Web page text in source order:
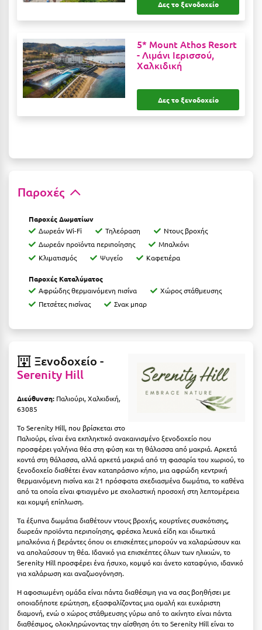
Ναύπλιο
Νέα Στύρα Εύβοιας
Νέοι Πόροι Πιερίας
Ο
Ορεινή Ναυπακτία
Πάλαιρος
Παξοί
Παραλία Κατερίνης
Πάργα
Πάρος
Πάτμος
Πάτρα
Παύλιανη
Πειραιάς
Πελοπόννησος
Πήλιο
Πιερία
Πλαταμώνας
Πλύτρα Λακωνίας
Δες το ξενοδοχείο
5* Mount Athos Resort
-Λιμάνι Ιερισσού,
Χαλκιδική
Δες το ξενοδοχείο
Παροχές
Παροχές Δωματίων
Δωρεάν Wi-Fi
Τηλεόραση
Ντους βροχής
Δωρεάν προϊόντα περιποίησης
Μπαλκόνι
Κλιματισμός
Ψυγείο Καφετιέρα
Παροχές Καταλύματος
Αφρώδης θερμαινόμενη πισίνα
Χώρος στάθμευσης
Πετσέτες πισίνας
Σνακ μπαρ
Ξενοδοχείο -
Serenity Hill
Διεύθυνση: Παλιούρι, Χαλκιδική,
63085
Το Serenity Hill, που βρίσκεται στο
Παλιούρι, είναι ένα εκπληκτικό ανακαινισμένο ξενοδοχείο που
προσφέρει γαλήνια θέα στη φύση και τη θάλασσα από μακριά. Αρκετά
κοντά στη θάλασσα, αλλά αρκετά μακριά από τη φασαρία του χωριού, το
ξενοδοχείο διαθέτει έναν καταπράσινο κήπο, μια αφρώδη κεντρική
θερμαινόμενη πισίνα και 21 πρόσφατα σχεδιασμένα δωμάτια, το καθένα
από τα οποία είναι φτιαγμένο με σχολαστική προσοχή στη λεπτομέρεια
και κομψή επίπλωση.
Τα έξυπνα δωμάτια διαθέτουν ντους βροχής, κουρτίνες συσκότισης,
δωρεάν προϊόντα περιποίησης, φρέσκα λευκά είδη και ιδιωτικά
μπαλκόνια ή βεράντες όπου οι επισκέπτες μπορούν να χαλαρώσουν και
να απολαύσουν τη θέα. Ιδανικό για επισκέπτες όλων των ηλικιών, το
Serenity Hill προσφέρει ένα ήσυχο, κομψό και άνετο καταφύγιο, ιδανικό
για χαλάρωση και αναζωογόνηση.
Η αφοσιωμένη ομάδα είναι πάντα διαθέσιμη για να σας βοηθήσει με
οποιαδήποτε ερώτηση, εξασφαλίζοντας μια ομαλή και ευχάριστη
διαμονή, ενώ ο χώρος στάθμευσης γύρω από το ακίνητο είναι πάντα
διαθέσιμος, ολοκληρώνοντας την αίσθηση ότι το Serenity Hill είναι το